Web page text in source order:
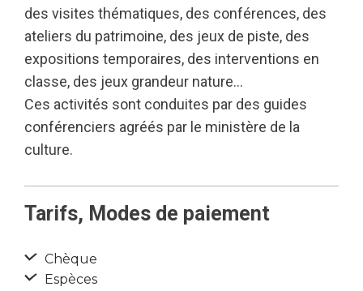
des visites thématiques, des conférences, des
ateliers du patrimoine, des jeux de piste, des
expositions temporaires, des interventions en
classe, des jeux grandeur nature…
Ces activités sont conduites par des guides
conférenciers agréés par le ministère de la
culture.
Tarifs, Modes de paiement
Chèque
Espèces